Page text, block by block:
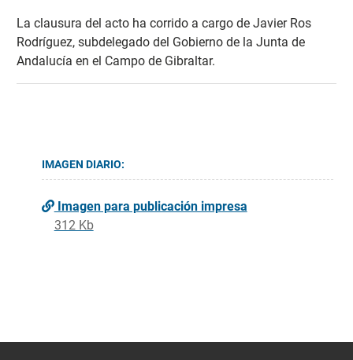
La clausura del acto ha corrido a cargo de Javier Ros
Rodríguez, subdelegado del Gobierno de la Junta de
Andalucía en el Campo de Gibraltar.
IMAGEN DIARIO:
Imagen para publicación impresa
312 Kb